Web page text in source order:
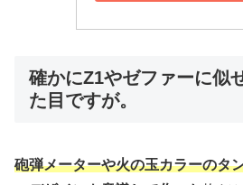
確かにZ1やゼファーに似
た目ですが。
砲弾メーターや火の玉カラーのタ